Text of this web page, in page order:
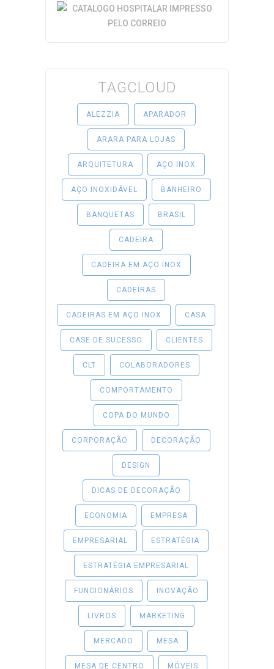
TAGCLOUD
ALEZZIA APARADOR
ARARA PARA LOJAS
ARQUITETURA AÇO INOX
AÇO INOXIDÁVEL BANHEIRO
BANQUETAS BRASIL
CADEIRA
CADEIRA EM AÇO INOX
CADEIRAS
CADEIRAS EM AÇO INOX CASA
CASE DE SUCESSO CLIENTES
CLT COLABORADORES
COMPORTAMENTO
COPA DO MUNDO
CORPORAÇÃO DECORAÇÃO
DESIGN
DICAS DE DECORAÇÃO
ECONOMIA EMPRESA
EMPRESARIAL ESTRATÉGIA
ESTRATÉGIA EMPRESARIAL
FUNCIONÁRIOS INOVAÇÃO
LIVROS MARKETING
MERCADO MESA
MESA DE CENTRO MÓVEIS